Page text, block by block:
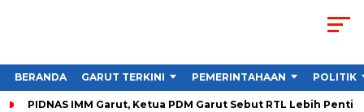
BERANDA GARUT TERKINI PEMERINTAHAAN POLITIK
PIDNAS IMM Garut, Ketua PDM Garut Sebut RTL Lebih